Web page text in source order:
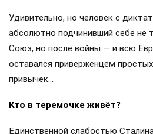
Удивительно, но человек с
абсолютно подчинивший себе не
Союз, но после войны — и всю
оставался приверженцем
привычек…
Кто в теремочке живёт?
Единственной слабостью